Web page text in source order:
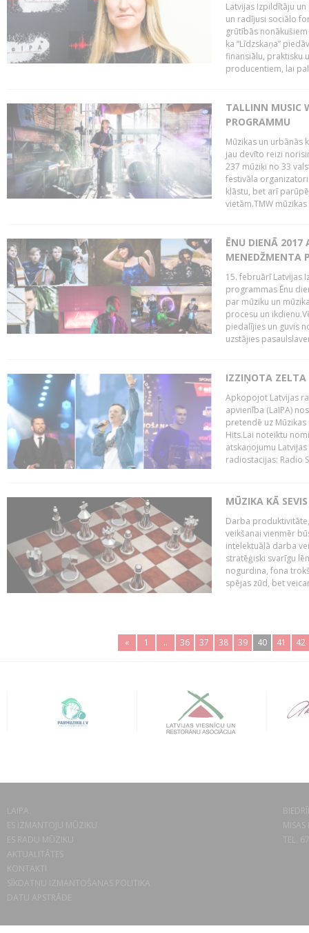
Latvijas Izpildītāju
un radījusi sociālo
grūtībās
ka “Līdzskaņa”
finansiālu, praktisku
producentiem, lai
TALLINN MUSIC
PROGRAMMU
Mūzikas un urbānās
jau devīto reizi
237 mūziķi no 33
festivāla
klāstu, bet arī
vietām.TMW
ĒNU DIENĀ 2017
MENEDŽMENTA
15. februārī Latvijas
programmas Ēnu
par mūziku un
procesu un
piedalījies un guvis
uzstājies
IZZIŅOTA ZELTA
Apkopojot Latvijas
apvienība (LaIPA)
pretendē uz
Hits.Lai noteiktu
atskaņojumu
radiostacijas: Radio
MŪZIKA KĀ
Darba
veikšanai vienmēr
intelektuālā darba
stratēģiski svarīgu
nogurdina, fona
spējas zūd, bet
« 1 .. 36 37 38 39 40 41 42
LAIPA
ES IZMANTOJU MŪZIKU
ES RADU MŪZIKU
AKTUALITĀTES
KONTAKTI
SĪKDATŅU IZMANTOŠANAS POLITIKA
DATU APSTRĀDE
TEL.